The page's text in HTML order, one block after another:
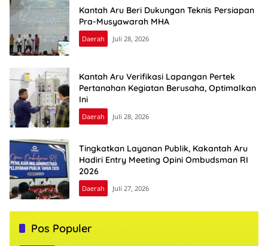
Kantah Aru Beri Dukungan Teknis Persiapan
Pra-Musyawarah MHA
Daerah Juli 28, 2026
Kantah Aru Verifikasi Lapangan Pertek
Pertanahan Kegiatan Berusaha, Optimalkan
Ini
Daerah Juli 28, 2026
Tingkatkan Layanan Publik, Kakantah Aru
Hadiri Entry Meeting Opini Ombudsman RI
2026
Daerah Juli 27, 2026
Pos Populer